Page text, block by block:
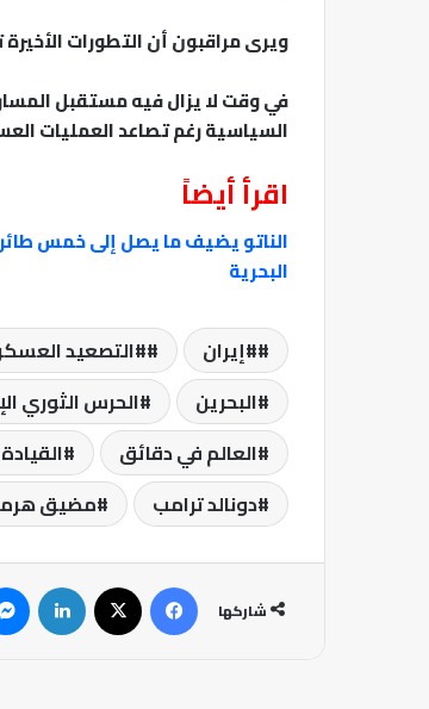
ويرى مراقبون أن التطورات
في وقت لا يزال فيه مستقبل
السياسية رغم تصاعد العمليات
اقرأ أيضاً
البحرية
#إيران #التصعيد
البحرين
الحرس الثوري
العالم في دقائق
دونالد ترامب
مضيق
شاركها